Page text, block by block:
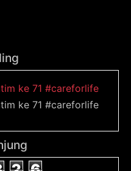
ke 71 #careforlife
ke 71 #careforlife